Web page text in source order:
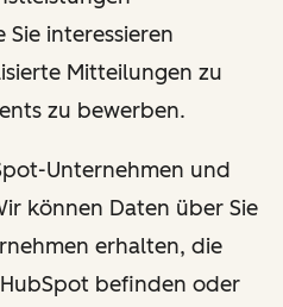
interessieren
Mitteilungen zu
zu bewerben.
Unternehmen und
können Daten über Sie
erhalten, die
befinden oder